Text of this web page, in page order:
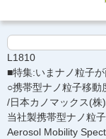
L1810
■特集:いまナノ粒子が
○携帯型ナノ粒子移動
/日本カノマックス(
当社製携帯型ナノ粒
Aerosol Mobility